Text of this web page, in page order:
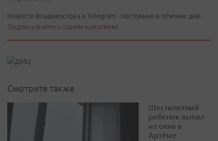
Новости Владивостока в Telegram - постоянно в течение дня.
Подписывайтесь одним нажатием!
Смотрите также
Шестилетний
ребенок выпал
из окна в
Артёме